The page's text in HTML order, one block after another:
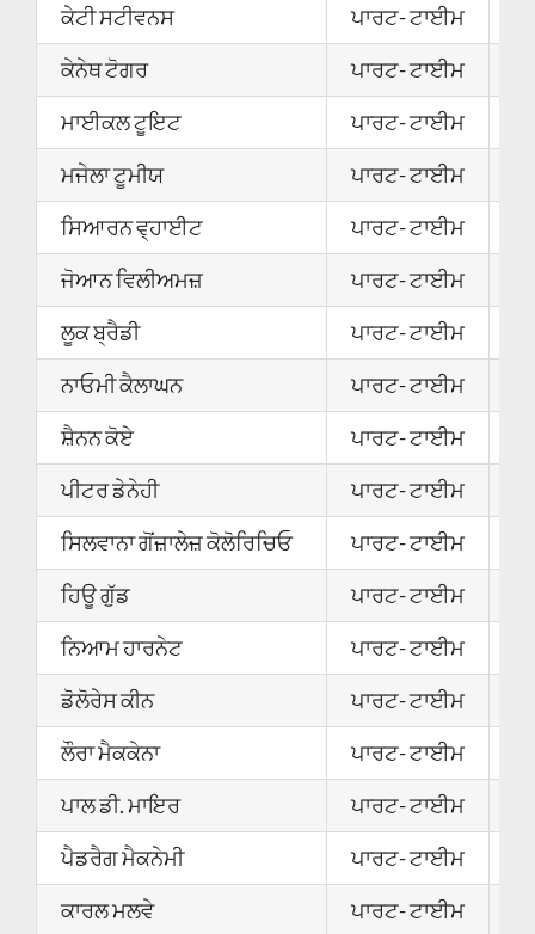
ਕੇਟੀ ਸਟੀਵਨਸ
ਪਾਰਟ- ਟਾਈਮ
ਕੇਨੇਥ ਟੋਗਰ
ਪਾਰਟ- ਟਾਈਮ
ਮਾਈਕਲ ਟੂਇਟ
ਪਾਰਟ- ਟਾਈਮ
ਮਜੇਲਾ ਟੂਮੀਯ
ਪਾਰਟ- ਟਾਈਮ
ਸਿਆਰਨ ਵ੍ਹਾਈਟ
ਪਾਰਟ- ਟਾਈਮ
ਜੋਆਨ ਵਿਲੀਅਮਜ਼
ਪਾਰਟ- ਟਾਈਮ
ਲੂਕ ਬ੍ਰੈਡੀ
ਪਾਰਟ- ਟਾਈਮ
ਨਾਓਮੀ ਕੈਲਾਘਨ
ਪਾਰਟ- ਟਾਈਮ
ਸ਼ੈਨਨ ਕੋਏ
ਪਾਰਟ- ਟਾਈਮ
ਪੀਟਰ ਡੇਨੇਹੀ
ਪਾਰਟ- ਟਾਈਮ
ਸਿਲਵਾਨਾ ਗੋਂਜ਼ਾਲੇਜ਼ ਕੋਲੋਰਿਚਿਓ
ਪਾਰਟ- ਟਾਈਮ
ਹਿਊ ਗੁੱਡ
ਪਾਰਟ- ਟਾਈਮ
ਨਿਆਮ ਹਾਰਨੇਟ
ਪਾਰਟ- ਟਾਈਮ
ਡੋਲੋਰੇਸ ਕੀਨ
ਪਾਰਟ- ਟਾਈਮ
ਲੌਰਾ ਮੈਕਕੇਨਾ
ਪਾਰਟ- ਟਾਈਮ
ਪਾਲ ਡੀ. ਮਾਇਰ
ਪਾਰਟ- ਟਾਈਮ
ਪੈਡਰੈਗ ਮੈਕਨੇਮੀ
ਪਾਰਟ- ਟਾਈਮ
ਕਾਰਲ ਮਲਵੇ
ਪਾਰਟ- ਟਾਈਮ